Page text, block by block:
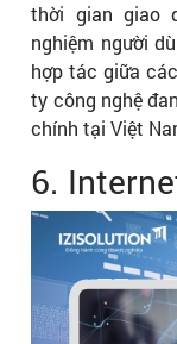
thời gian giao
nghiệm người
hợp tác giữa
ty công nghệ
chính tại Việt
6.